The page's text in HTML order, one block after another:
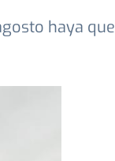
haya que